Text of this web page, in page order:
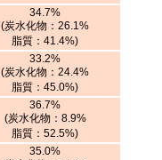
34.7%
(炭水化物：26.1%
脂質：41.4%)
33.2%
(炭水化物：24.4%
脂質：45.0%)
36.7%
(炭水化物：8.9%
脂質：52.5%)
35.0%